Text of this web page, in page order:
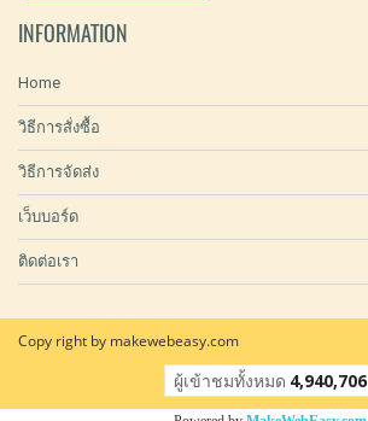
INFORMATION
Home
วิธีการสั่งซื้อ
วิธีการจัดส่ง
เว็บบอร์ด
ติดต่อเรา
Copy right by makewebeasy.com
ผู้เข้าชมทั้งหมด 4,940,706